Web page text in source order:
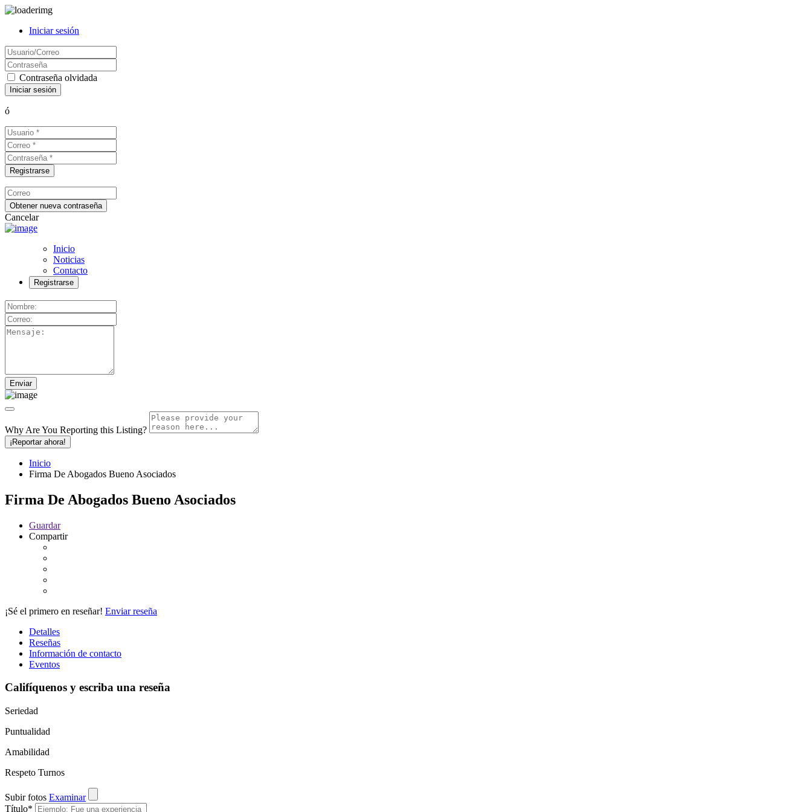
Iniciar sesión
Contraseña olvidada
ó
Cancelar
Inicio
Noticias
Contacto
Registrarse
Why Are You Reporting this Listing?
¡Reportar ahora!
Inicio
Firma De Abogados Bueno Asociados
Firma De Abogados Bueno Asociados
Guardar
Compartir
¡Sé el primero en reseñar! Enviar reseña
Detalles
Reseñas
Información de contacto
Eventos
Califíquenos y escriba una reseña
Seriedad
Puntualidad
Amabilidad
Respeto Turnos
Subir fotos Examinar
Título*